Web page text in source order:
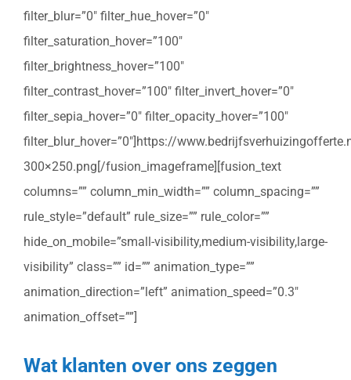
filter_blur=”0″ filter_hue_hover=”0″
filter_saturation_hover=”100″
filter_brightness_hover=”100″
filter_contrast_hover=”100″ filter_invert_hover=”0″
filter_sepia_hover=”0″ filter_opacity_hover=”100″
filter_blur_hover=”0″]https://
300×250.png[/fusion_imageframe][fusion_text
columns=”” column_min_width=”” column_spacing=””
rule_style=”default” rule_size=”” rule_color=””
hide_on_mobile=”small-visibility,medium-visibility,large-
visibility” class=”” id=”” animation_type=””
animation_direction=”left” animation_speed=”0.3″
animation_offset=””]
Wat klanten over ons zeggen